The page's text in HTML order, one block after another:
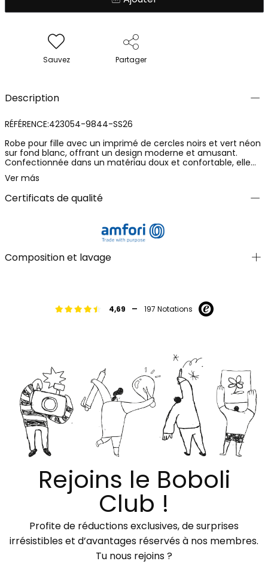
Sauvez Partager
Description
RÉFÉRENCE:423054-9844-SS26
Robe pour fille avec un imprimé de cercles noirs et vert néon
sur fond blanc, offrant un design moderne et amusant.
Confectionnée dans un matériau doux et confortable, elle
est idéale pour un usage quotidien au printemps et en été.
Son design sans manches et son volant latéral ajoutent une
touche distinctive. Disponible en tailles allant de 2 à 14 ans,
elle s'adapte à divers âges. Parfait pour assortir avec des
Ver más
Certificats de qualité
Composition et lavage
4,69 - 197 Notations
Rejoins le Boboli
Club !
Profite de réductions exclusives, de surprises
irrésistibles et d’avantages réservés à nos membres.
Tu nous rejoins ?